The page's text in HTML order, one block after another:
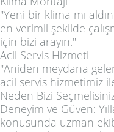
"Yeni bir klima mı
en verimli şekilde
için bizi arayın."
Acil Servis Hizmeti
"Aniden meydana
acil servis hizmetimiz ile
Neden Bizi
Deneyim ve Güven:
konusunda uzman